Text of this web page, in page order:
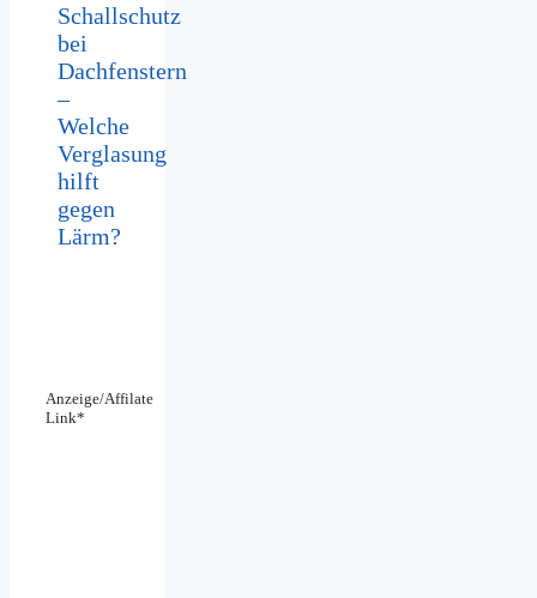
Schallschutz
bei
Dachfenstern
–
Welche
Verglasung
hilft
gegen
Lärm?
Anzeige/Affilate
Link*